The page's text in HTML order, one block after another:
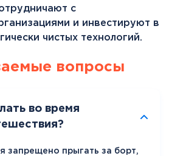
с
и инвестируют в
чистых технологий.
вопросы
во время
запрещено прыгать за борт,